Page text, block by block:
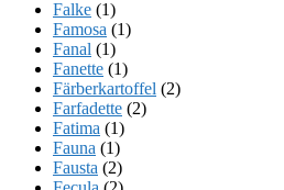
Falke (1)
Famosa (1)
Fanal (1)
Fanette (1)
Färberkartoffel (2)
Farfadette (2)
Fatima (1)
Fauna (1)
Fausta (2)